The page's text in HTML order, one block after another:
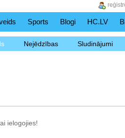
Sports Blogi HC.LV
Nejēdzības Sludinājumi
ielogojies!